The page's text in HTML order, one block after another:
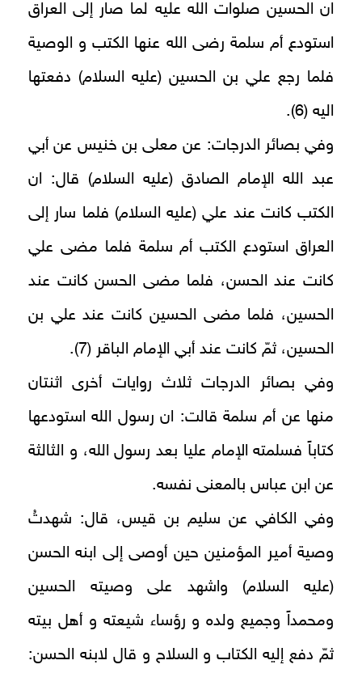
ان الحسين صلوات الله عليه لما صار إلى العراق
استودع أم سلمة رضى الله عنها الكتب و الوصية
فلما رجع علي بن الحسين (عليه السلام) دفعتها
اليه‏ (6).
وفي بصائر الدرجات: عن معلى بن خنيس عن أبي
عبد الله الإمام الصادق (عليه السلام) قال: ان
الكتب كانت عند علي (عليه السلام) فلما سار إلى
العراق استودع الكتب أم سلمة فلما مضى علي
كانت عند الحسن، فلما مضى الحسن كانت عند
الحسين، فلما مضى الحسين كانت عند علي بن
الحسين، ثمّ كانت عند أبي الإمام الباقر (7).
وفي بصائر الدرجات ثلاث روايات أخرى اثنتان
منها عن أم سلمة قالت: ان رسول الله استودعها
كتاباً فسلمته الإمام عليا بعد رسول الله، و الثالثة
عن ابن عباس بالمعنى نفسه.
وفي الكافي عن سليم بن قيس، قال: شهدتُ
وصية أمير المؤمنين حين أوصى إلى ابنه الحسن
(عليه السلام) واشهد على وصيته الحسين
ومحمداً وجميع ولده و رؤساء شيعته و أهل بيته
ثمّ دفع إليه الكتاب و السلاح و قال لابنه الحسن: